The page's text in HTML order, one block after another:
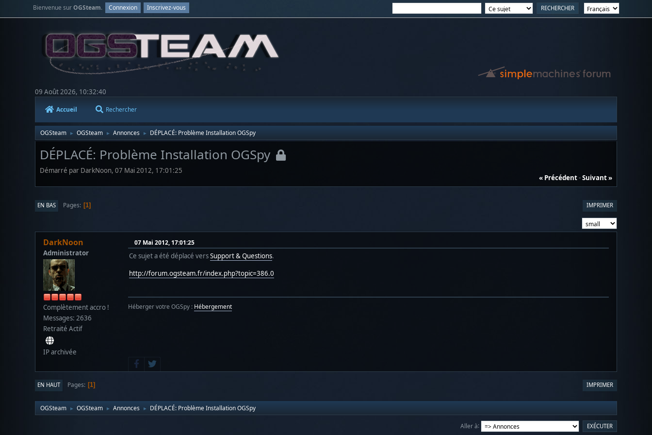
Bienvenue surOGSteam. Connexion Inscrivez-vous
09 Août 2026, 10:32:40
Accueil Rechercher
OGSteam ► OGSteam ► Annonces ► DÉPLACÉ: Problème Installation OGSpy
DÉPLACÉ: Problème Installation OGSpy
Démarré par DarkNoon, 07 Mai 2012, 17:01:25
« Précédent-Suivant »
IMPRIMER
EN BAS Pages 1
DarkNoon
Administrator
Complètement accro !
Messages: 2636
Retraité Actif
IP archivée
07 Mai 2012, 17:01:25
Ce sujet a été déplacé versSupport & Questions.
http://forum.ogsteam.fr/index.php?topic=386.0
Héberger votre OGSpy : Hébergement
IMPRIMER
EN HAUT Pages 1
OGSteam ► OGSteam ► Annonces ► DÉPLACÉ: Problème Installation OGSpy
Aller à